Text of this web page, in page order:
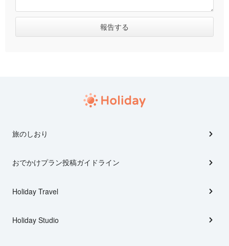
旅のしおり
おでかけプラン投稿ガイドライン
Holiday Travel
Holiday Studio